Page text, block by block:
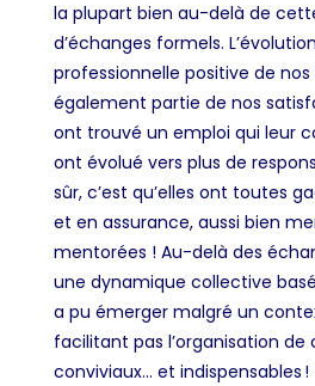
la plupart bien au-delà de
d’échanges formels.
professionnelle positive de
également partie de nos
ont trouvé un emploi qui leur
ont évolué vers plus de
sûr, c’est qu’elles ont toutes
et en assurance, aussi bien
mentorées ! Au-delà des
une dynamique collective
a pu émerger malgré un
facilitant pas l’organisation
conviviaux… et indispensables !